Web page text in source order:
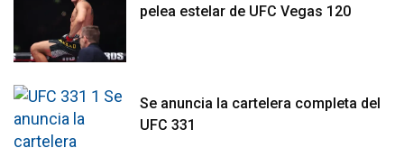
pelea estelar de UFC Vegas 120
Se anuncia la cartelera completa del
UFC 331